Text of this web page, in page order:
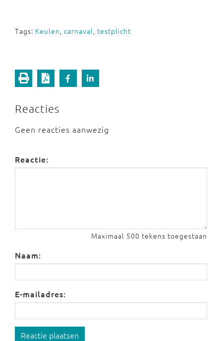
Tags: Keulen, carnaval, testplicht
Reacties
Geen reacties aanwezig
Reactie:
Maximaal 500 tekens toegestaan
Naam:
E-mailadres:
Reactie plaatsen